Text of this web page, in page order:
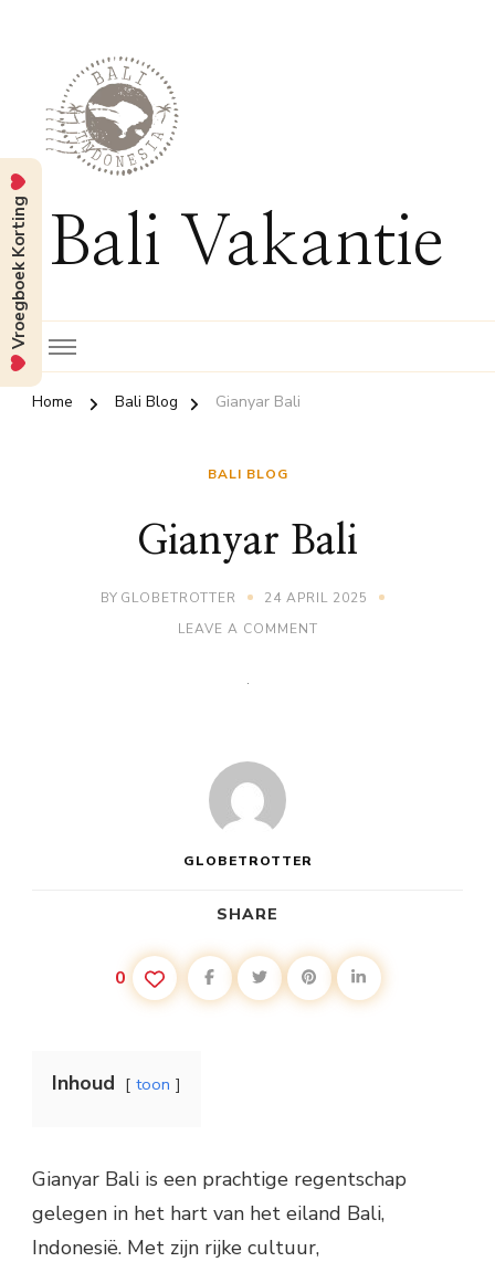
Bali Vakantie
Home Bali Blog Gianyar Bali
BALI BLOG
Gianyar Bali
BY GLOBETROTTER
24 APRIL 2025
LEAVE A COMMENTON
GLOBETROTTER
SHARE
0
Inhoud toon
Gianyar Bali is een prachtige regentschap
gelegen in het hart van het eiland Bali,
Indonesië. Met zijn rijke cultuur,
Vroegboek Korting